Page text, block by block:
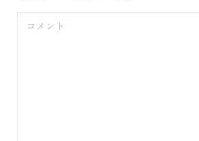
コメント